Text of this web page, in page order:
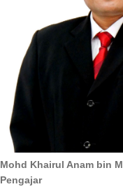
Mohd Khairul Anam bin
Pengajar